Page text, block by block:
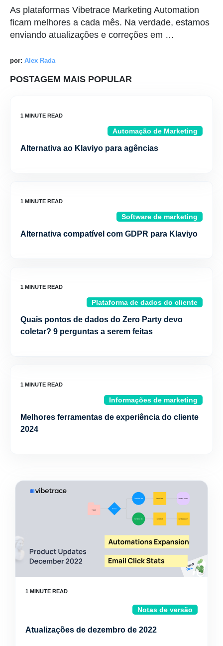
As plataformas Vibetrace Marketing Automation
ficam melhores a cada mês. Na verdade, estamos
enviando atualizações e correções em …
por: Alex Rada
POSTAGEM MAIS POPULAR
Automação de Marketing
Alternativa ao Klaviyo para agências
Software de marketing
Alternativa compatível com GDPR para Klaviyo
Plataforma de dados do cliente
Quais pontos de dados do Zero Party devo
coletar? 9 perguntas a serem feitas
Informações de marketing
Melhores ferramentas de experiência do cliente
2024
Notas de versão
Atualizações de dezembro de 2022